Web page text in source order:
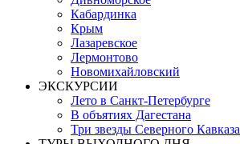
Кабардинка
Крым
Лазаревское
Лермонтово
Новомихайловский
ЭКСКУРСИИ
Лето в Санкт-Петербурге
В объятиях Дагестана
Три звезды Северного Кавказа